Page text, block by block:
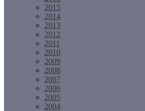
2015
2014
2013
2012
2011
2010
2009
2008
2007
2006
2005
2004